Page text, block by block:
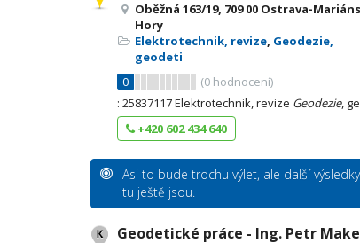
Oběžná 163/19, 709 00 Ostrava-
Hory
Elektrotechnik, revize, Geodezie,
geodeti
0
(0 hodnocení)
: 25837117 Elektrotechnik, revize Geodezie,
+420 602 434 640
Asi to bude trochu výlet, ale další
tu ještě jsou.
Geodetické práce - Ing. Petr